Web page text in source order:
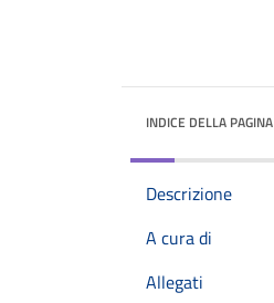
INDICE DELLA PAGINA
Descrizione
A cura di
Allegati